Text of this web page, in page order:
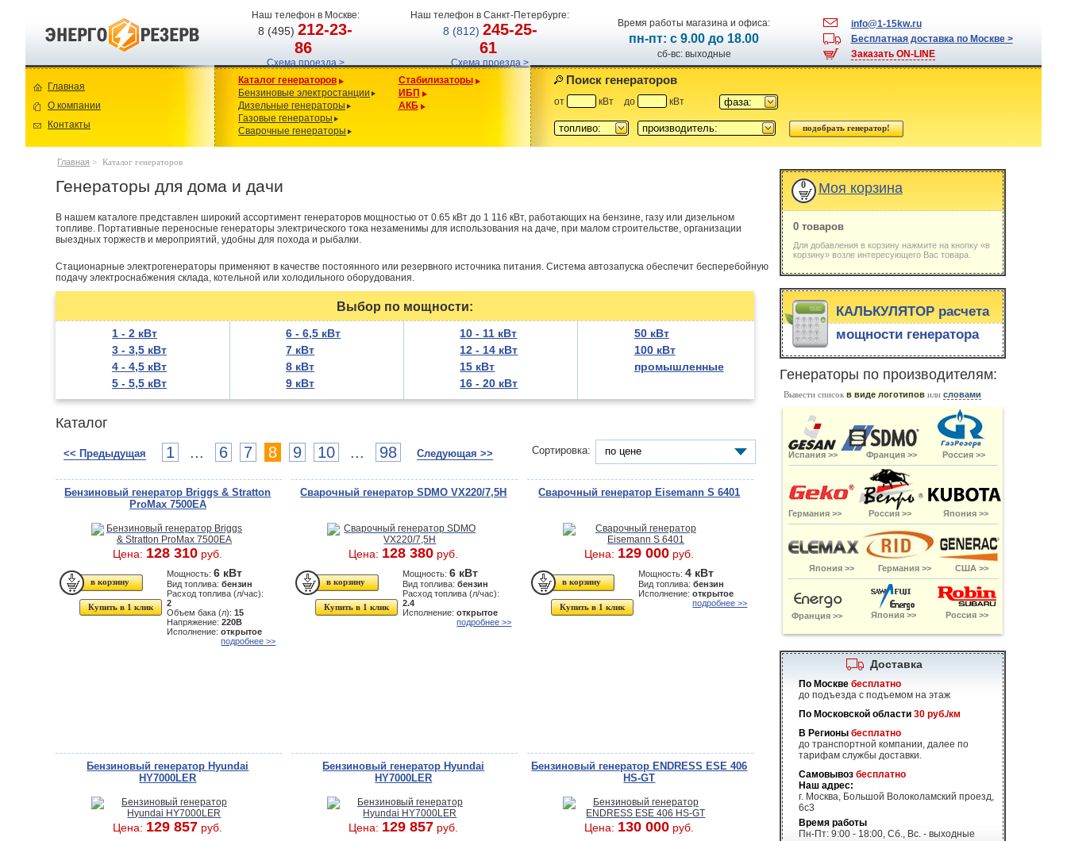
Наш телефон в Москве:
8 (495)212-23-
86
Схема проезда >
Наш телефон в Санкт-Петербурге:
8 (812) 245-25-
61
Схема проезда >
Время работы магазина и офиса:
пн-пт: с 9.00 до 18.00
сб-вс: выходные
info@1-15kw.ru
Бесплатная доставка по Москве >
Заказать ON-LINE
Главная
О компании
Контакты
Каталог генераторов
Бензиновые электростанции
Дизельные генераторы
Газовые генераторы
Сварочные генераторы
Стабилизаторы
ИБП
АКБ
Поиск генераторов
от кВт до кВт фаза:
топливо: производитель:
Главная > Каталог генераторов
Генераторы для дома и дачи
В нашем каталоге представлен широкий ассортимент генераторов мощностью от 0.65 кВт до 1 116 кВт, работающих на бензине, газу или дизельном
топливе. Портативные переносные генераторы электрического тока незаменимы для использования на даче, при малом строительстве, организации
выездных торжеств и мероприятий, удобны для похода и рыбалки.
Стационарные электрогенераторы применяют в качестве постоянного или резервного источника питания. Система автозапуска обеспечит бесперебойную
подачу электроснабжения склада, котельной или холодильного оборудования.
Выбор по мощности:
1 - 2 кВт
3 - 3,5 кВт
4 - 4,5 кВт
5 - 5,5 кВт
6 - 6,5 кВт
7 кВт
8 кВт
9 кВт
10 - 11 кВт
12 - 14 кВт
15 кВт
16 - 20 кВт
50 кВт
100 кВт
промышленные
Каталог
Сортировка: по цене
<< Предыдущая 1 ... 6 7 8 9 10 ... 98 Следующая >>
Бензиновый генератор Briggs & Stratton
ProMax 7500EA
Цена: 128 310 руб.
Купить в 1 клик
Мощность:6 кВт
Вид топлива:бензин
Расход топлива (л/час):
2
Объем бака (л):15
Напряжение:220В
Исполнение:открытое
подробнее >>
Сварочный генератор SDMO VX220/7,5H
Цена: 128 380 руб.
Купить в 1 клик
Мощность:6 кВт
Вид топлива:бензин
Расход топлива (л/час):
2.4
Исполнение:открытое
подробнее >>
Сварочный генератор Eisemann S 6401
Цена: 129 000 руб.
Купить в 1 клик
Мощность:4 кВт
Вид топлива:бензин
Исполнение:открытое
подробнее >>
Бензиновый генератор Hyundai
HY7000LER
Цена: 129 857 руб.
Бензиновый генератор Hyundai
HY7000LER
Цена: 129 857 руб.
Бензиновый генератор ENDRESS ESE 406
HS-GT
Цена: 130 000 руб.
0 Моя корзина
0 товаров
Для добавления в корзину нажмите на кнопку «в
корзину» возле интересующего Вас товара.
КАЛЬКУЛЯТОР расчета
мощности генератора
Генераторы по производителям:
Вывести список в виде логотиповили словами
Германия >>
Испания >> Франция >>
Германия >> Россия >> Япония >>
Япония >> США >>
Франция >> Япония >> Россия >>
Россия >>
Доставка
По Москве бесплатно
до подъезда с подъемом на этаж
По Московской области 30 руб./км
В Регионы бесплатно
до транспортной компании, далее по
тарифам службы доставки.
Самовывоз бесплатно
Наш адрес:
г. Москва, Большой Волоколамский проезд,
6с3
Время работы
Пн-Пт: 9:00 - 18:00, Сб., Вс. - выходные